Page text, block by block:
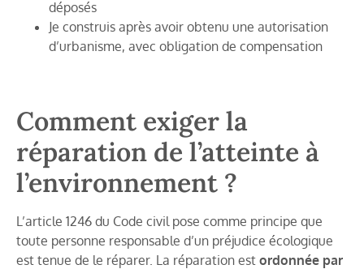
déposés
Je construis après avoir obtenu une autorisation
d’urbanisme, avec obligation de compensation
Comment exiger la
réparation de l’atteinte à
l’environnement ?
L’article 1246 du Code civil pose comme principe que
toute personne responsable d’un préjudice écologique
est tenue de le réparer. La réparation est ordonnée par